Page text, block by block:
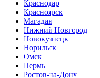
Краснодар
Красноярск
Магадан
Нижний Новгород
Новокузнецк
Норильск
Омск
Пермь
Ростов-на-Дону